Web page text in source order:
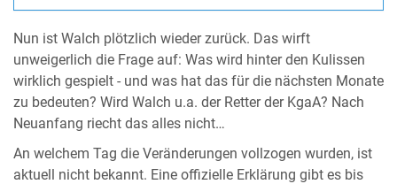
Nun ist Walch plötzlich wieder zurück. Das wirft
unweigerlich die Frage auf: Was wird hinter den Kulissen
wirklich gespielt - und was hat das für die nächsten Monate
zu bedeuten? Wird Walch u.a. der Retter der KgaA? Nach
Neuanfang riecht das alles nicht…
An welchem Tag die Veränderungen vollzogen wurden, ist
aktuell nicht bekannt. Eine offizielle Erklärung gibt es bis